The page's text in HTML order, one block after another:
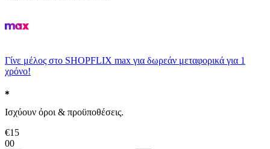
Γίνε μέλος στο SHOPFLIX max για δωρεάν μεταφορικά για 1
χρόνο!
Ισχύουν όροι & προϋποθέσεις.
€15
00